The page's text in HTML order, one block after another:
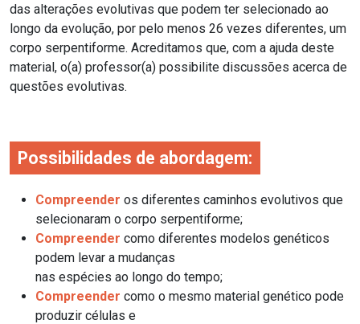
das alterações evolutivas que podem ter selecionado ao
longo da evolução, por pelo menos 26 vezes diferentes, um
corpo serpentiforme. Acreditamos que, com a ajuda deste
material, o(a) professor(a) possibilite discussões acerca de
questões evolutivas.
Possibilidades de abordagem:
Compreender os diferentes caminhos evolutivos que
selecionaram o corpo serpentiforme;
Compreender como diferentes modelos genéticos
podem levar a mudanças
nas espécies ao longo do tempo;
Compreender como o mesmo material genético pode
produzir células e